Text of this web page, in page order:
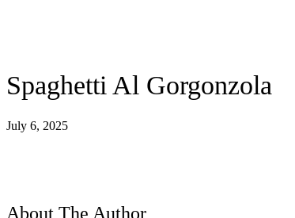
Spaghetti Al Gorgonzola
July 6, 2025
About The Author